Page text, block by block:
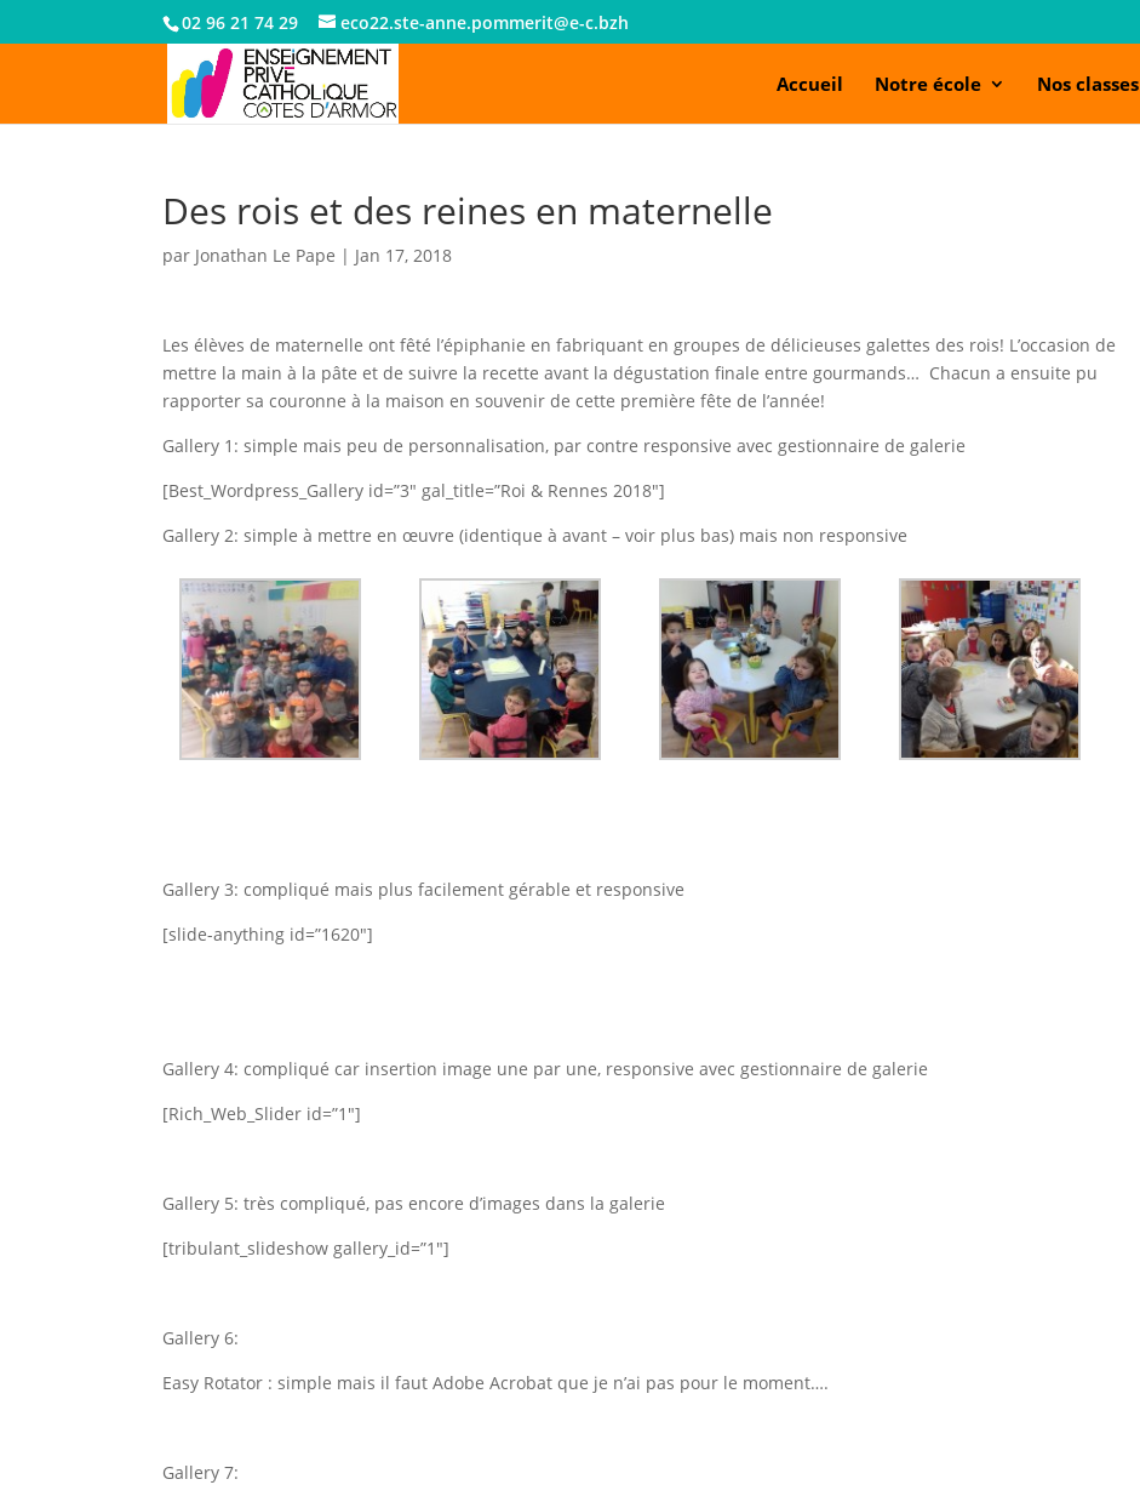
02 96 21 74 29 eco22.ste-anne.pommerit@e-c.bzh
Accueil Notre école Nos classes
Des rois et des reines en maternelle
par Jonathan Le Pape | Jan 17, 2018
Les élèves de maternelle ont fêté l’épiphanie en fabriquant en groupes de délicieuses galettes des rois! L’occasion de
mettre la main à la pâte et de suivre la recette avant la dégustation finale entre gourmands… Chacun a ensuite pu
rapporter sa couronne à la maison en souvenir de cette première fête de l’année!
Gallery 1: simple mais peu de personnalisation, par contre responsive avec gestionnaire de galerie
[Best_Wordpress_Gallery id=”3″ gal_title=”Roi & Rennes 2018″]
Gallery 2: simple à mettre en œuvre (identique à avant – voir plus bas) mais non responsive
Gallery 3: compliqué mais plus facilement gérable et responsive
[slide-anything id=”1620″]
Gallery 4: compliqué car insertion image une par une, responsive avec gestionnaire de galerie
[Rich_Web_Slider id=”1″]
Gallery 5: très compliqué, pas encore d’images dans la galerie
[tribulant_slideshow gallery_id=”1″]
Gallery 6:
Easy Rotator : simple mais il faut Adobe Acrobat que je n’ai pas pour le moment….
Gallery 7: